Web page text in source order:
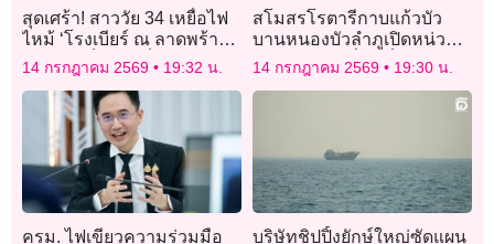
สุดเศร้า! สาววัย 34 เหยื่อไฟ
ไหม้ ‘โรงเบียร์ ณ ลาดพร้าว’
เสียชีวิตเป็นรายที่ 31
14 กรกฎาคม 2569 19:32 น.
สโมสรโรตารีกาบแก้วบัว
บานหนองบัวลำภูเปิดหน่วย
ทันตกรรมเคลื่อนที่ตรวจ
รักษาฟันให้นักเรียนฟรี
14 กรกฎาคม 2569 19:30 น.
ครม. ไฟเขียวความร่วมมือ
บริษัทชิปปิ้งยักษ์ใหญ่ซัดแผน